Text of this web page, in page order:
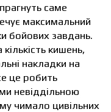
саме
максимальний
бойових завдань.
кишень,
накладки на
це робить
невіддільною
чимало цивільних